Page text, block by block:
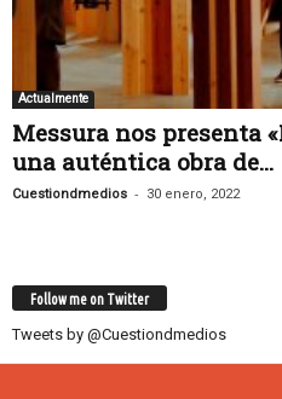
Actualmente
Messura nos presenta
una auténtica obra de...
Cuestiondmedios - 30 enero, 2022
Follow me on Twitter
Tweets by @Cuestiondmedios